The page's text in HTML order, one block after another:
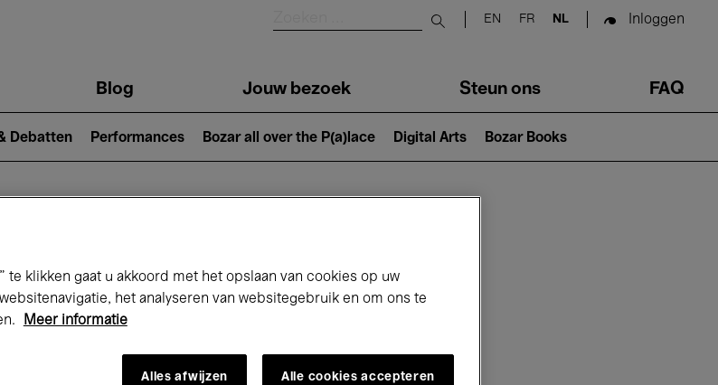
Submit search
EN FR NL Inloggen
Blog Jouw bezoek Steun ons FAQ
Debatten Performances Bozar all over the P(a)lace Digital Arts Bozar Books
te klikken gaat u akkoord met het opslaan van cookies op uw
het analyseren van websitegebruik en om ons te
Meer informatie
Alles afwijzen Alle cookies accepteren